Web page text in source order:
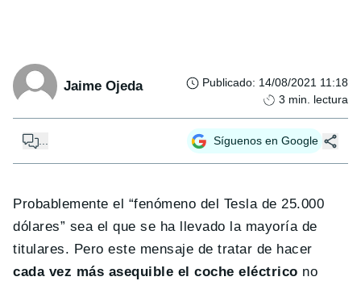
Jaime Ojeda Publicado: 14/08/2021 11:18
3 min. lectura
Síguenos en Google
Probablemente el “fenómeno del Tesla de 25.000
dólares” sea el que se ha llevado la mayoría de
titulares. Pero este mensaje de tratar de hacer
cada vez más asequible el coche eléctrico no